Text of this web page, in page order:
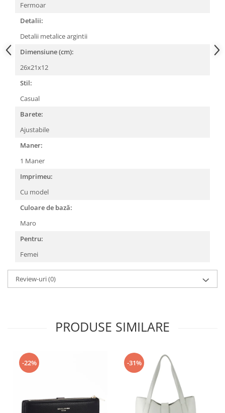
Fermoar
Detalii:
Detalii metalice argintii
Dimensiune (cm):
26x21x12
Stil:
Casual
Barete:
Ajustabile
Maner:
1 Maner
Imprimeu:
Cu model
Culoare de bază:
Maro
Pentru:
Femei
Review-uri(0)
PRODUSE SIMILARE
-22% -31%